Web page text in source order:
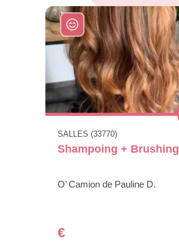
SALLES (33770)
Shampoing + Brushing
O’ Camion de Pauline D.
€